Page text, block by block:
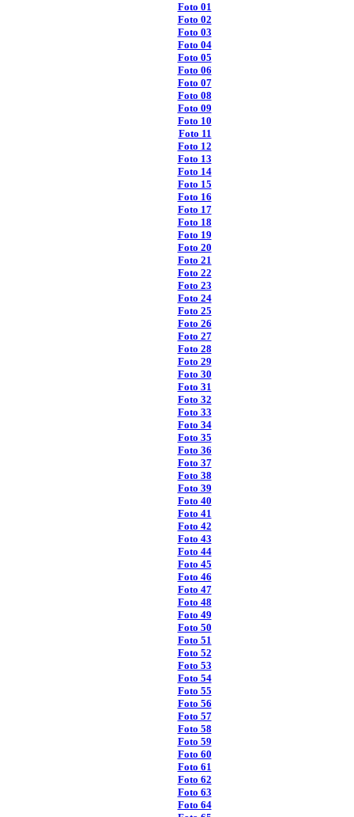
Foto 01
Foto 02
Foto 03
Foto 04
Foto 05
Foto 06
Foto 07
Foto 08
Foto 09
Foto 10
Foto 11
Foto 12
Foto 13
Foto 14
Foto 15
Foto 16
Foto 17
Foto 18
Foto 19
Foto 20
Foto 21
Foto 22
Foto 23
Foto 24
Foto 25
Foto 26
Foto 27
Foto 28
Foto 29
Foto 30
Foto 31
Foto 32
Foto 33
Foto 34
Foto 35
Foto 36
Foto 37
Foto 38
Foto 39
Foto 40
Foto 41
Foto 42
Foto 43
Foto 44
Foto 45
Foto 46
Foto 47
Foto 48
Foto 49
Foto 50
Foto 51
Foto 52
Foto 53
Foto 54
Foto 55
Foto 56
Foto 57
Foto 58
Foto 59
Foto 60
Foto 61
Foto 62
Foto 63
Foto 64